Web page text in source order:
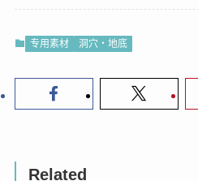
专用素材 洞穴・地底
Related